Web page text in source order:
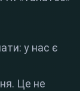
у нас є
Це не